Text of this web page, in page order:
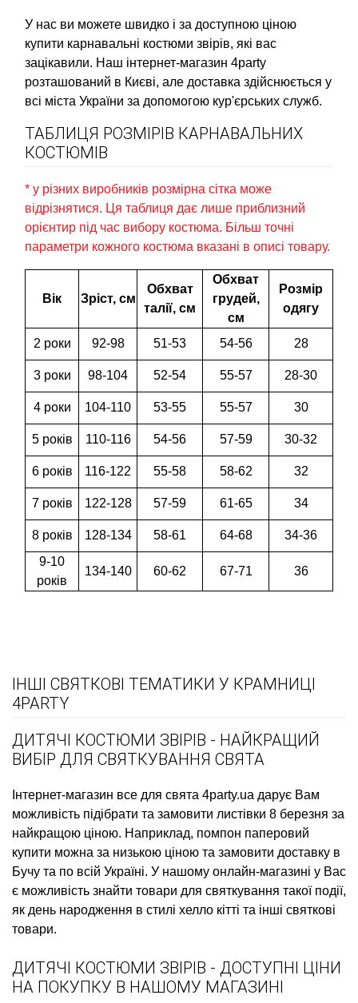
У нас ви можете швидко і за доступною ціною
купити карнавальні костюми звірів, які вас
зацікавили. Наш інтернет-магазин 4party
розташований в Києві, але доставка здійснюється у
всі міста України за допомогою кур'єрських служб.
ТАБЛИЦЯ РОЗМІРІВ КАРНАВАЛЬНИХ
КОСТЮМІВ
* у різних виробників розмірна сітка може
відрізнятися. Ця таблиця дає лише приблизний
орієнтир під час вибору костюма. Більш точні
параметри кожного костюма вказані в описі товару.
Вік Зріст, см
Обхват
талії, см
Обхват
грудей,
см
Розмір
одягу
2 роки 92-98 51-53 54-56 28
3 роки 98-104 52-54 55-57 28-30
4 роки 104-110 53-55 55-57 30
5 років 110-116 54-56 57-59 30-32
6 років 116-122 55-58 58-62 32
7 років 122-128 57-59 61-65 34
8 років 128-134 58-61 64-68
34-36
9-10
років
134-140 60-62 67-71 36
ІНШІ СВЯТКОВІ ТЕМАТИКИ У КРАМНИЦІ
4PARTY
ДИТЯЧІ КОСТЮМИ ЗВІРІВ - НАЙКРАЩИЙ
ВИБІР ДЛЯ СВЯТКУВАННЯ СВЯТА
Інтернет-магазин все для свята 4party.ua дарує Вам
можливість підібрати та замовити листівки 8 березня за
найкращою ціною. Наприклад, помпон паперовий
купити можна за низькою ціною та замовити доставку в
Бучу та по всій Україні. У нашому онлайн-магазині у Вас
є можливість знайти товари для святкування такої події,
як день народження в стилі хелло кітті та інші святкові
товари.
ДИТЯЧІ КОСТЮМИ ЗВІРІВ - ДОСТУПНІ ЦІНИ
НА ПОКУПКУ В НАШОМУ МАГАЗИНІ